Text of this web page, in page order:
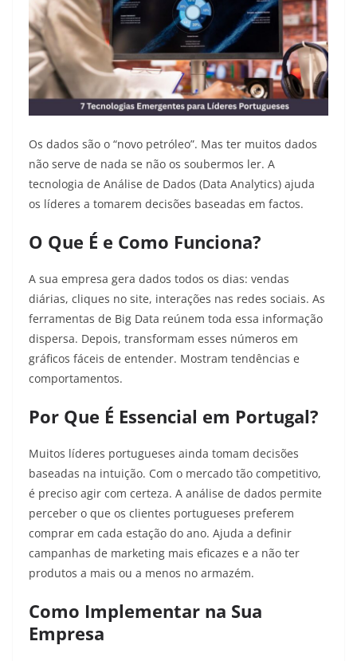
Os dados são o “novo petróleo”. Mas ter muitos dados
não serve de nada se não os soubermos ler. A
tecnologia de Análise de Dados (Data Analytics) ajuda
os líderes a tomarem decisões baseadas em factos.
O Que É e Como Funciona?
A sua empresa gera dados todos os dias: vendas
diárias, cliques no site, interações nas redes sociais. As
ferramentas de Big Data reúnem toda essa informação
dispersa. Depois, transformam esses números em
gráficos fáceis de entender. Mostram tendências e
comportamentos.
Por Que É Essencial em Portugal?
Muitos líderes portugueses ainda tomam decisões
baseadas na intuição. Com o mercado tão competitivo,
é preciso agir com certeza. A análise de dados permite
perceber o que os clientes portugueses preferem
comprar em cada estação do ano. Ajuda a definir
campanhas de marketing mais eficazes e a não ter
produtos a mais ou a menos no armazém.
Como Implementar na Sua
Empresa